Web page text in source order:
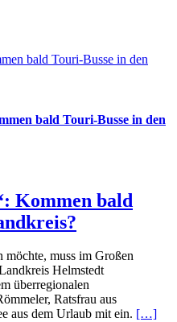
bald Touri-Busse in den
bald Touri-Busse in den
Kommen bald
muss im Großen
Helmstedt
überregionalen
Ratsfrau aus
aus dem Urlaub mit ein. […]